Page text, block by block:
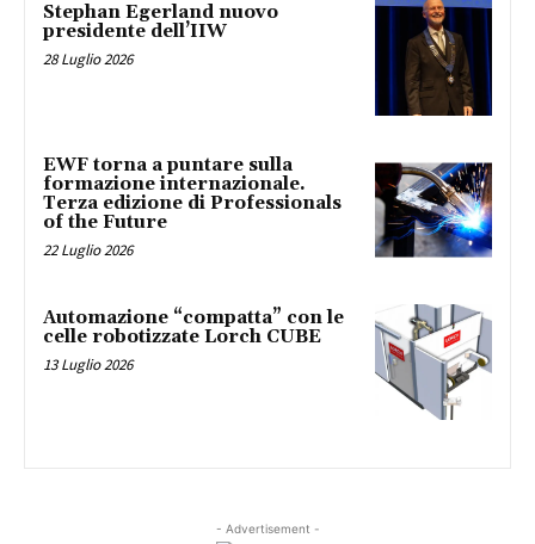
Stephan Egerland nuovo
presidente dell’IIW
28 Luglio 2026
EWF torna a puntare sulla
formazione internazionale.
Terza edizione di Professionals
of the Future
22 Luglio 2026
Automazione “compatta” con le
celle robotizzate Lorch CUBE
13 Luglio 2026
- Advertisement -